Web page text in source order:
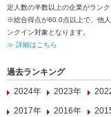
定人数の半数以上の企業がランク
※総合得点が60.0点以上で、他
ンクイン対象となります。
≫ 詳細はこちら
過去ランキング
2024年
2023年
2017年
2016年